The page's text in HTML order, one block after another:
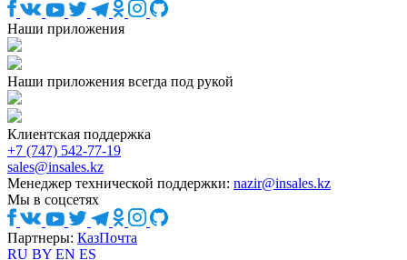
Наши приложения
Наши приложения всегда под рукой
Клиентская поддержка
+7 (747) 542-77-19
sales@insales.kz
Менеджер технической поддержки: nazir@insales.kz
Мы в соцсетях
Партнеры: КазПочта
RU BY EN ES